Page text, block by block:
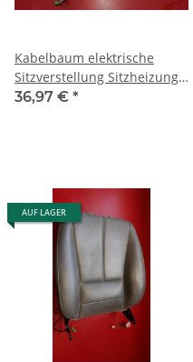
Kabelbaum elektrische
Sitzverstellung Sitzheizung
Mercedes W163 1635400907
36,97 € *
AUF LAGER